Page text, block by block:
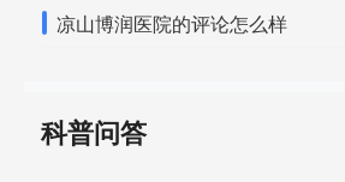
凉山博润医院的评论怎么样
科普问答